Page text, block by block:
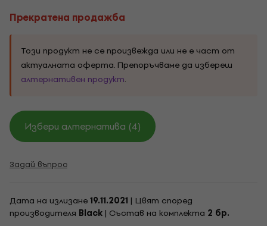
Прекратена продажба
Този продукт не се произвежда или не е част от
актуалната оферта. Препоръчваме да избереш
алтернативен продукт.
Избери алтернатива (4)
Задай въпрос
Дата на излизане19.11.2021 | Цвят според
производителя Black | Състав на комплекта 2 бр.